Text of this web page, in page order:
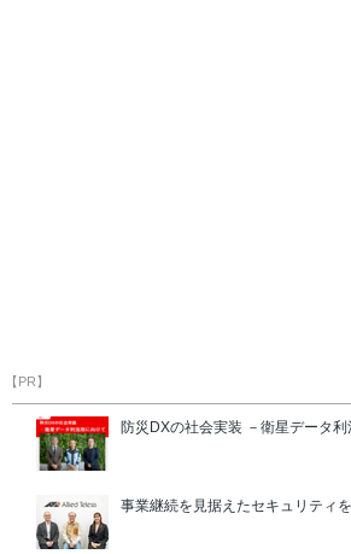
【PR】
防災DXの社会実装 －衛星データ
事業継続を見据えたセキュリティ